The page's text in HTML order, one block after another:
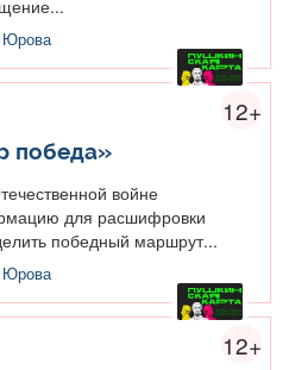
Юрова
12+
победа»
войне
для расшифровки
победный маршрут...
Юрова
12+